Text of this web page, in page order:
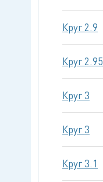
Круг 2.9
Круг 2.95
Круг 3
Круг 3
Круг 3.1